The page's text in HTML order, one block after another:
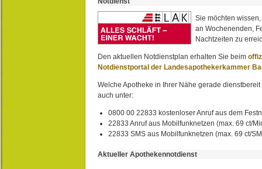
Sie möchten
an Wochenenden,
Nachtzeiten zu
Den aktuellen Notdienstplan erhalten Sie beim
Notdienstportal der Landesapothekerkammer
Welche Apotheke in Ihrer Nähe gerade
auch unter:
0800 00 22833 kostenloser Anruf aus dem
22833 Anruf aus Mobilfunknetzen (max. 69 ct/
22833 SMS aus Mobilfunknetzen (max. 69 ct/
Aktueller Apothekennotdienst